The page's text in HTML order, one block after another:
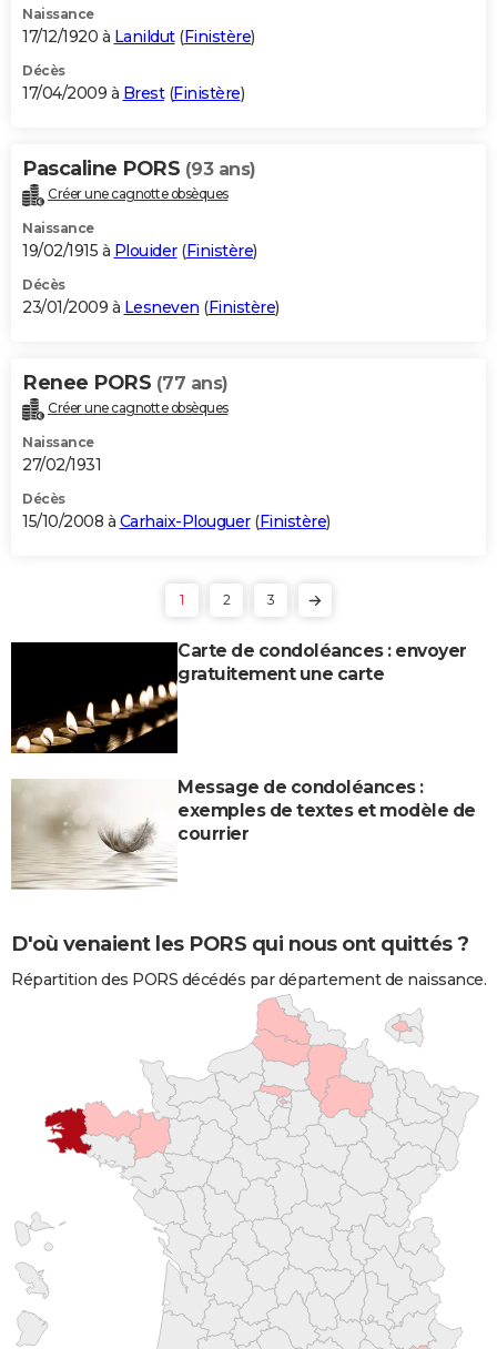
Naissance
17/12/1920 à Lanildut(Finistère)
Décès
17/04/2009 à Brest(Finistère)
Pascaline PORS (93 ans)
Créer une cagnotte obsèques
Naissance
19/02/1915 à Plouider(Finistère)
Décès
23/01/2009 à Lesneven (Finistère)
Renee PORS (77 ans)
Créer une cagnotte obsèques
Naissance
27/02/1931
Décès
15/10/2008 à Carhaix-Plouguer(Finistère)
1 2 3
Carte de condoléances : envoyer
gratuitement une carte
Message de condoléances :
exemples de textes et modèle de
courrier
D'où venaient les PORS qui nous ont quittés ?
Répartition des PORS décédés par département de naissance.